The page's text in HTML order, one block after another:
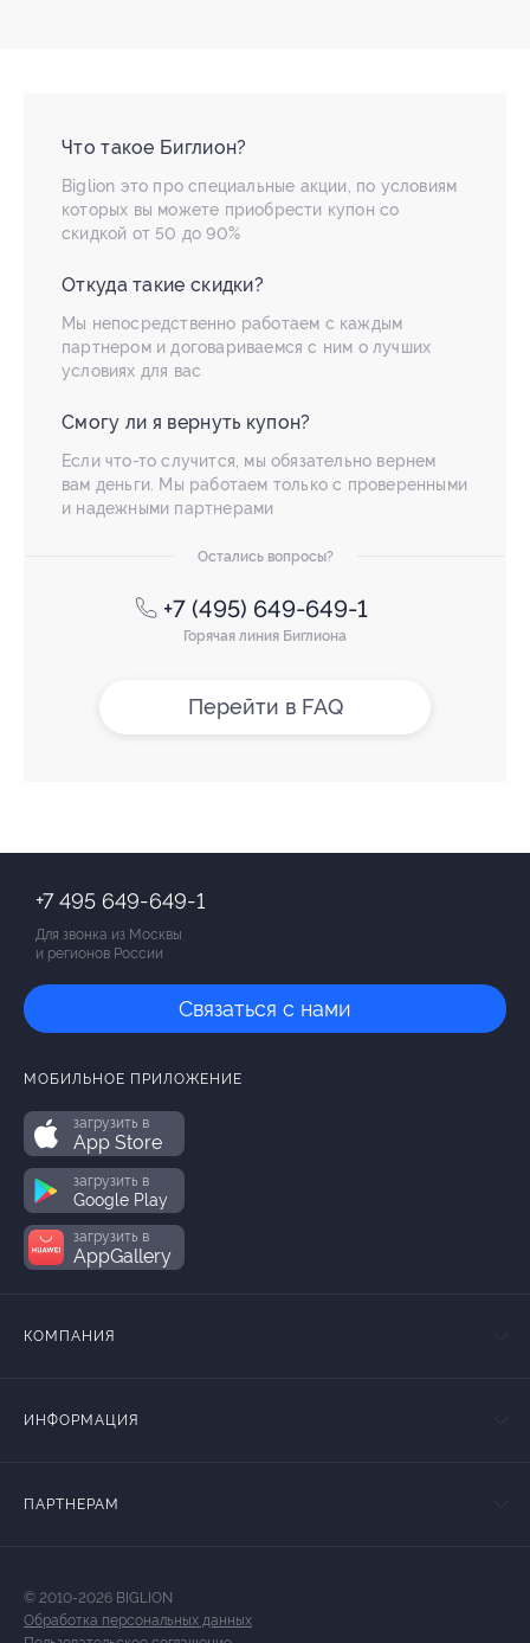
Что такое Биглион?
Biglion это про специальные акции, по условиям
которых вы можете приобрести купон со
скидкой от 50 до 90%
Откуда такие скидки?
Мы непосредственно работаем с каждым
партнером и договариваемся с ним о лучших
условиях для вас
Смогу ли я вернуть купон?
Если что-то случится, мы обязательно вернем
вам деньги. Мы работаем только с проверенными
и надежными партнерами
Остались вопросы?
+7 (495) 649-649-1
Горячая линия Биглиона
Перейти в FAQ
+7 495 649-649-1
Для звонка из Москвы
и регионов России
Связаться с нами
МОБИЛЬНОЕ ПРИЛОЖЕНИЕ
загрузить в
App Store
загрузить в
Google Play
загрузить в
AppGallery
КОМПАНИЯ
ИНФОРМАЦИЯ
ПАРТНЕРАМ
© 2010-2026 BIGLION
Обработка персональных данных